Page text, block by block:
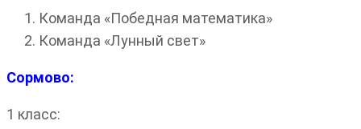
Команда «Победная математика»
Команда «Лунный свет»
Сормово:
1 класс: